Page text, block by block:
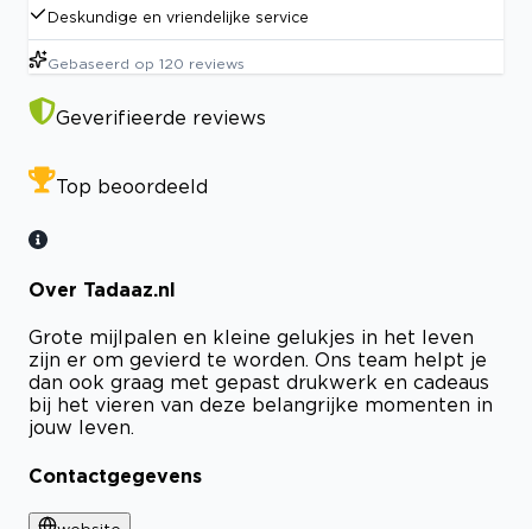
Deskundige en vriendelijke service
Gebaseerd op 120 reviews
Geverifieerde reviews
Top beoordeeld
Over Tadaaz.nl
Grote mijlpalen en kleine gelukjes in het leven
zijn er om gevierd te worden. Ons team helpt je
dan ook graag met gepast drukwerk en cadeaus
bij het vieren van deze belangrijke momenten in
jouw leven.
Contactgegevens